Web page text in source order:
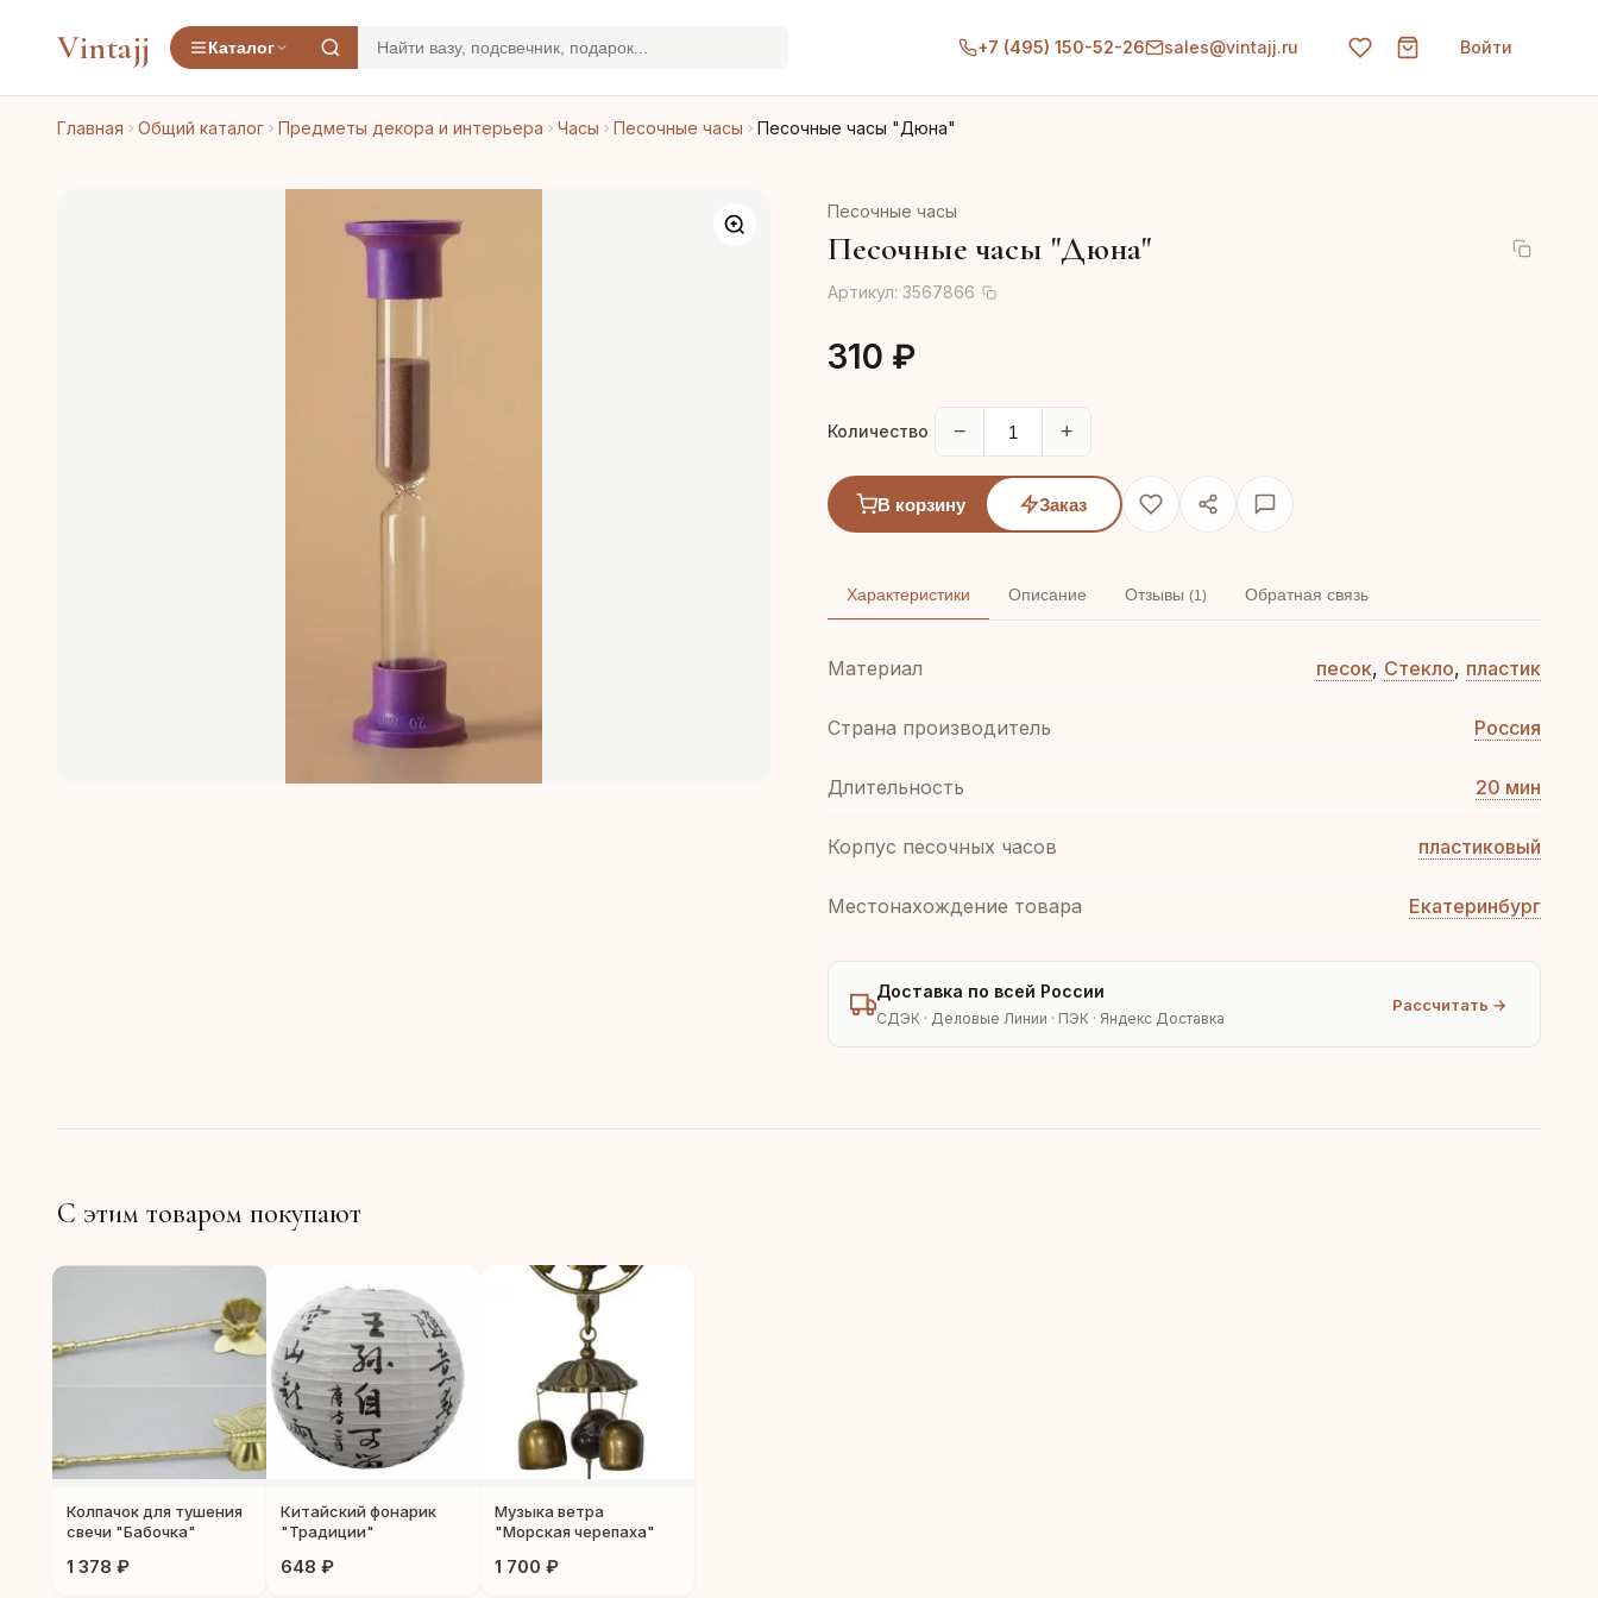
Vintajj Каталог +7 (495) 150-52-26 sales@vintajj.ru Войти
Главная Общий каталог Предметы декора и интерьера Часы Песочные часы Песочные часы "Дюна"
Песочные часы
Песочные часы "Дюна"
Артикул: 3567866
310 ₽
Количество − +
В корзину Заказ
Характеристики Описание Отзывы (1) Обратная связь
Материал песок, Стекло, пластик
Страна производитель Россия
Длительность 20 мин
Корпус песочных часов пластиковый
Местонахождение товара Екатеринбург
Доставка по всей России
СДЭК · Деловые Линии · ПЭК · Яндекс Доставка
Рассчитать →
С этим товаром покупают
Колпачок для тушения
свечи "Бабочка"
1 378 ₽
Китайский фонарик
"Традиции"
648 ₽
Музыка ветра
"Морская черепаха"
1 700 ₽